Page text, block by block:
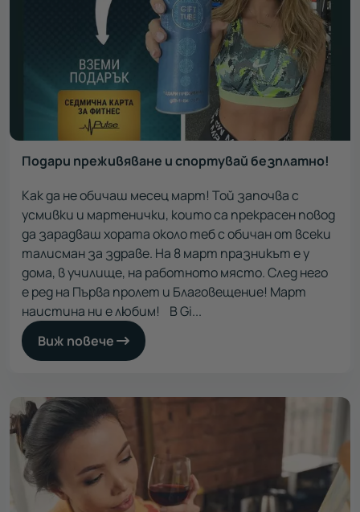
Подари преживяване и спортувай безплатно!
Как да не обичаш месец март! Той започва с
усмивки и мартенички, които са прекрасен повод
да зарадваш хората около теб с обичан от всеки
талисман за здраве. На 8 март празникът е у
дома, в училище, на работното място. След него
е ред на Първа пролет и Благовещение! Март
наистина ни е любим! В Gi...
Виж повече